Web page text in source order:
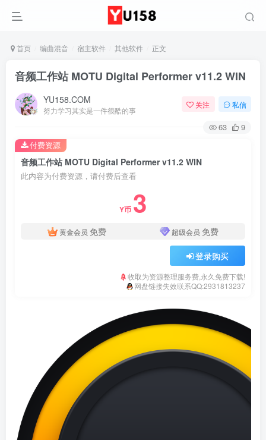
首页 编曲混音 宿主软件 其他软件 正文
音频工作站 MOTU Digital Performer v11.2 WIN
YU158.COM
努力学习其实是一件很酷的事
关注 私信
63 9
音频工作站 MOTU Digital Performer v11.2 WIN
此内容为付费资源，请付费后查看
Y币 3
黄金会员 免费 超级会员 免费
登录购买
收取为资源整理服务费,永久免费下载!
网盘链接失效联系QQ:2931813237
付费资源